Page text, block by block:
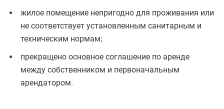
жилое помещение непригодно для проживания или
не соответствует установленным санитарным и
техническим нормам;
прекращено основное соглашение по аренде
между собственником и первоначальным
арендатором.